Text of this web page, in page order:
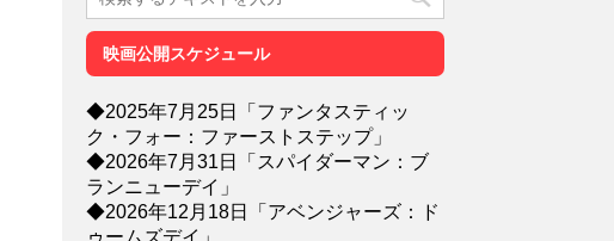
映画公開スケジュール
◆2025年7月25日「ファンタスティッ
ク・フォー：ファーストステップ」
◆2026年7月31日「スパイダーマン：ブ
ランニューデイ」
◆2026年12月18日「アベンジャーズ：ド
ゥームズデイ」